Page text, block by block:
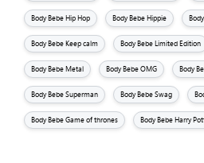
Body Bebe Hip Hop Body Bebe Hippie
Body Bebe Keep calm Body Bebe Limited Edition
Body Bebe Metal Body Bebe OMG Body
Body Bebe Superman Body Bebe Swag
Body Bebe Game of thrones Body Bebe Harry